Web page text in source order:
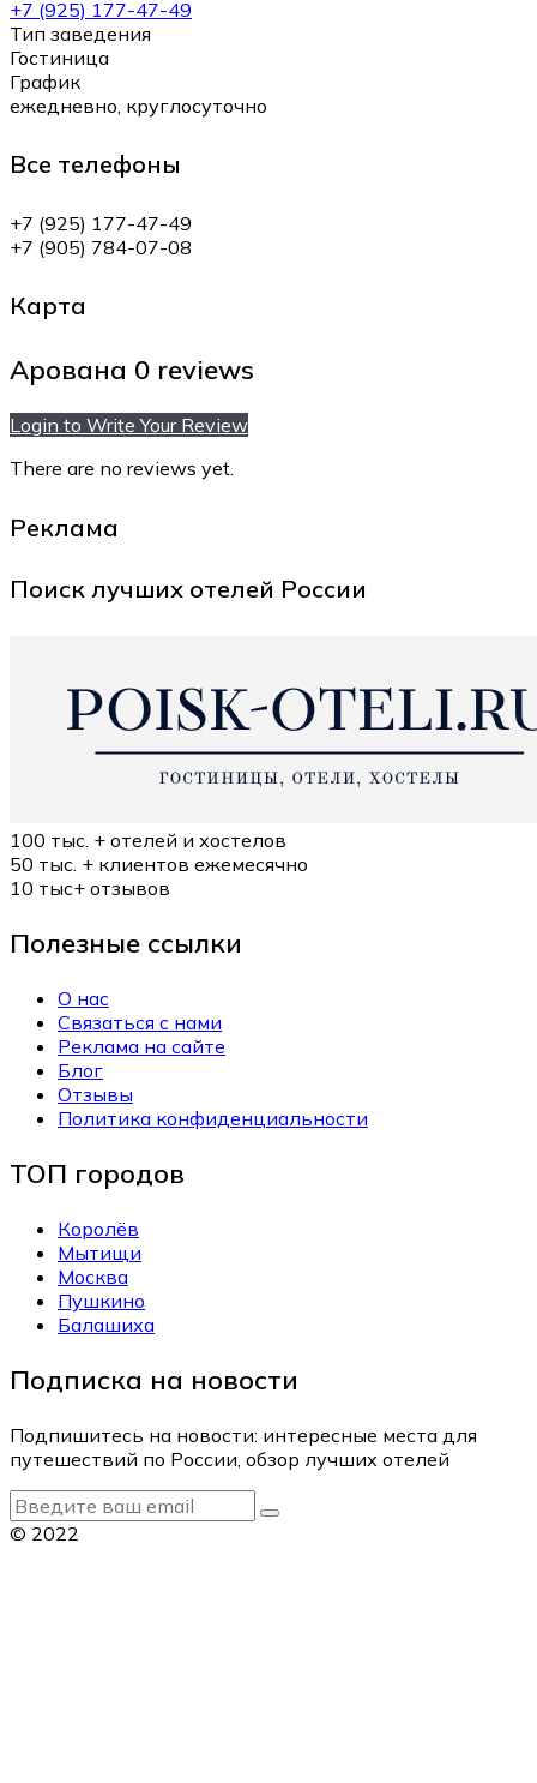
+7 (925) 177-47-49
Тип заведения
Гостиница
График
ежедневно, круглосуточно
Все телефоны
+7 (925) 177-47-49
+7 (905) 784-07-08
Карта
Арована 0 reviews
Login to Write Your Review
There are no reviews yet.
Реклама
Поиск лучших отелей России
100 тыс. + отелей и хостелов
50 тыс. + клиентов ежемесячно
10 тыс+ отзывов
Полезные ссылки
О нас
Связаться с нами
Реклама на сайте
Блог
Отзывы
Политика конфиденциальности
ТОП городов
Королёв
Мытищи
Москва
Пушкино
Балашиха
Подписка на новости
Подпишитесь на новости: интересные места для
путешествий по России, обзор лучших отелей
© 2022